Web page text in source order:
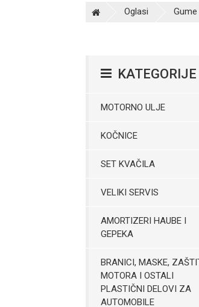
Oglasi Gume
KATEGORIJE
MOTORNO ULJE
KOČNICE
SET KVAČILA
VELIKI SERVIS
AMORTIZERI HAUBE I
GEPEKA
BRANICI, MASKE,
MOTORA I OSTALI
PLASTIČNI DELOVI ZA
AUTOMOBILE